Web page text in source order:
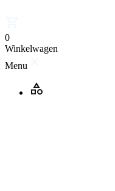
0
Winkelwagen
Menu